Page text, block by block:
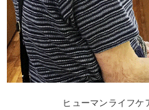
ヒューマンライフケ